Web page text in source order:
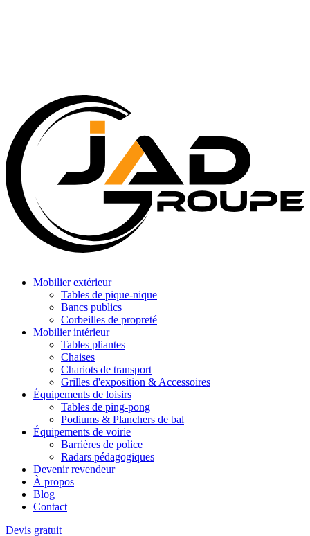
Mobilier extérieur
Tables de pique-nique
Bancs publics
Corbeilles de propreté
Mobilier intérieur
Tables pliantes
Chaises
Chariots de transport
Grilles d'exposition & Accessoires
Équipements de loisirs
Tables de ping-pong
Podiums & Planchers de bal
Équipements de voirie
Barrières de police
Radars pédagogiques
Devenir revendeur
À propos
Blog
Contact
Devis gratuit